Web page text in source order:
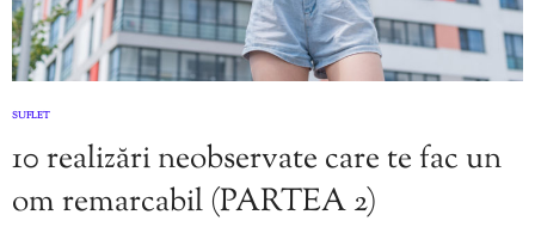
SUFLET
10 realizări neobservate care te fac un
om remarcabil (PARTEA 2)